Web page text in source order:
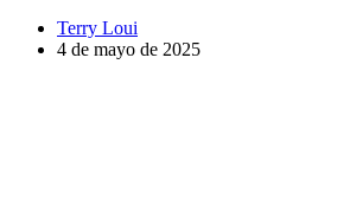
Terry Loui
4 de mayo de 2025